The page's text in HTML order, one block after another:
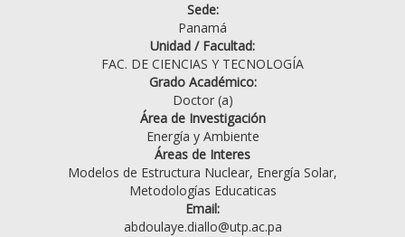
Sede:
Panamá
Unidad / Facultad:
FAC. DE CIENCIAS Y TECNOLOGÍA
Grado Académico:
Doctor (a)
Área de Investigación
Energía y Ambiente
Áreas de Interes
Modelos de Estructura Nuclear, Energía Solar,
Metodologías Educaticas
Email:
abdoulaye.diallo@utp.ac.pa